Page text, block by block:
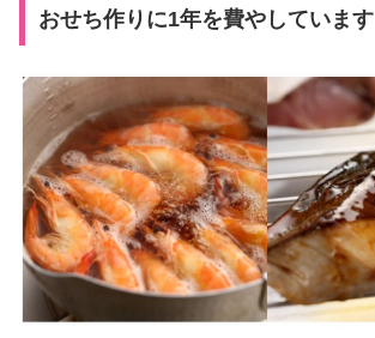
おせち作りに1年を費やしています